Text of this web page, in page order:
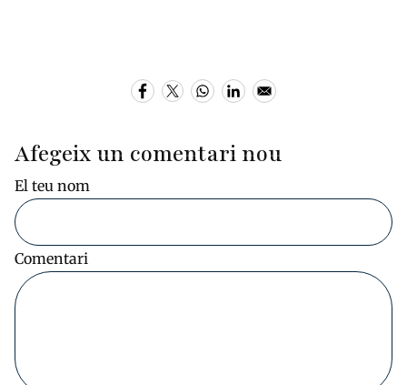
Afegeix un comentari nou
El teu nom
Comentari